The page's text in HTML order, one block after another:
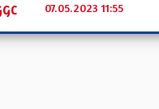
07.05.2023 11:55